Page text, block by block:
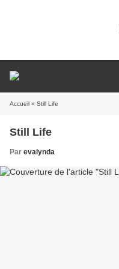
Accueil » Still Life
Still Life
Par evalynda